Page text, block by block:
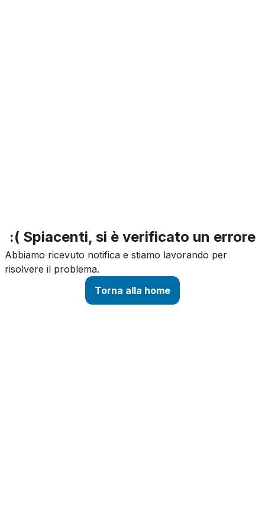
:( Spiacenti, si è verificato un errore
Abbiamo ricevuto notifica e stiamo lavorando per
risolvere il problema.
Torna alla home